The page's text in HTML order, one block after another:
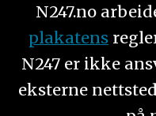
N247.no
plakatens
N247 er ikke
eksterne